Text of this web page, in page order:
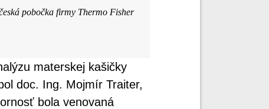
pobočka firmy Thermo Fisher
materskej kašičky
doc. Ing. Mojmír Traiter,
bola venovaná